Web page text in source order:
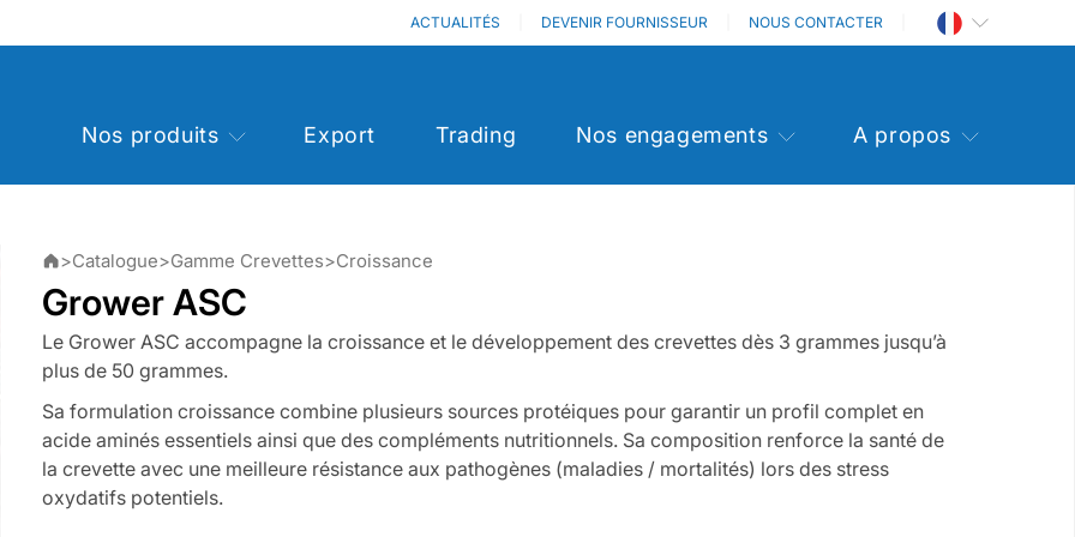
ACTUALITÉS DEVENIR FOURNISSEUR NOUS CONTACTER
Nos produits Export Trading Nos engagements A propos
>Catalogue>Gamme Crevettes>Croissance
Grower ASC
Le Grower ASC accompagne la croissance et le développement des crevettes dès 3 grammes jusqu’à
plus de 50 grammes.
Sa formulation croissance combine plusieurs sources protéiques pour garantir un profil complet en
acide aminés essentiels ainsi que des compléments nutritionnels. Sa composition renforce la santé de
la crevette avec une meilleure résistance aux pathogènes (maladies / mortalités) lors des stress
oxydatifs potentiels.